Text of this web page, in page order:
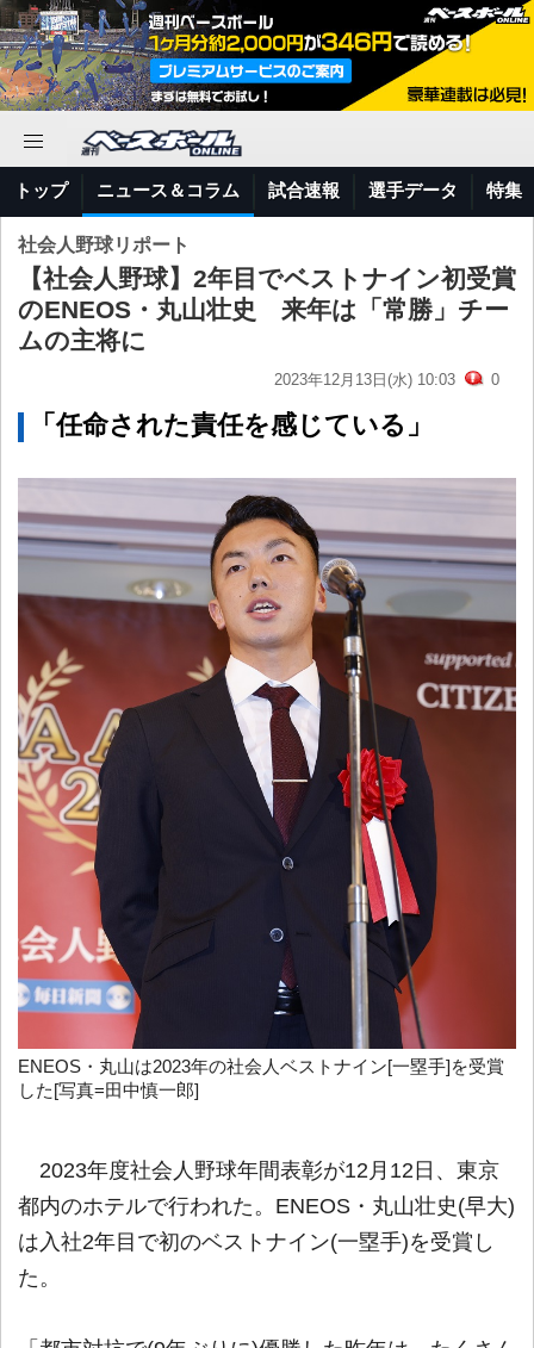
トップ ニュース＆コラム 試合速報 選手データ 特集
社会人野球リポート
【社会人野球】2年目でベストナイン初受賞
のENEOS・丸山壮史 来年は「常勝」チー
ムの主将に
2023年12月13日(水) 10:03 0
「任命された責任を感じている」
ENEOS・丸山は2023年の社会人ベストナイン[一塁手]を受賞
した[写真=田中慎一郎]
2023年度社会人野球年間表彰が12月12日、東京
都内のホテルで行われた。ENEOS・丸山壮史(早大)
は入社2年目で初のベストナイン(一塁手)を受賞し
た。